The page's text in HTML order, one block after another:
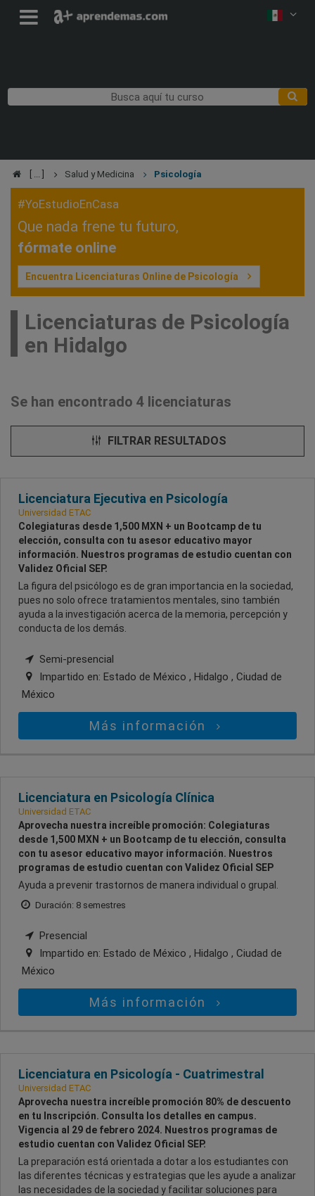
Salud y Medicina Psicología
#YoEstudioEnCasa
Que nada frene tu futuro,
fórmate online
Encuentra Licenciaturas Online de Psicología
Licenciaturas de Psicología
en Hidalgo
Se han encontrado 4 licenciaturas
FILTRAR RESULTADOS
Licenciatura Ejecutiva en Psicología
Universidad ETAC
Colegiaturas desde 1,500 MXN + un Bootcamp de tu
elección, consulta con tu asesor educativo mayor
información. Nuestros programas de estudio cuentan con
Validez Oficial SEP.
La figura del psicólogo es de gran importancia en la sociedad,
pues no solo ofrece tratamientos mentales, sino también
ayuda a la investigación acerca de la memoria, percepción y
conducta de los demás.
Semi-presencial
Impartido en: Estado de México , Hidalgo , Ciudad de
México
Más información
Licenciatura en Psicología Clínica
Universidad ETAC
Aprovecha nuestra increíble promoción: Colegiaturas
desde 1,500 MXN + un Bootcamp de tu elección, consulta
con tu asesor educativo mayor información. Nuestros
programas de estudio cuentan con Validez Oficial SEP
Ayuda a prevenir trastornos de manera individual o grupal.
Duración: 8 semestres
Presencial
Impartido en: Estado de México , Hidalgo , Ciudad de
México
Más información
Licenciatura en Psicología - Cuatrimestral
Universidad ETAC
Aprovecha nuestra increíble promoción 80% de descuento
en tu Inscripción. Consulta los detalles en campus.
Vigencia al 29 de febrero 2024. Nuestros programas de
estudio cuentan con Validez Oficial SEP.
La preparación está orientada a dotar a los estudiantes con
las diferentes técnicas y estrategias que les ayude a analizar
las necesidades de la sociedad y facilitar soluciones para